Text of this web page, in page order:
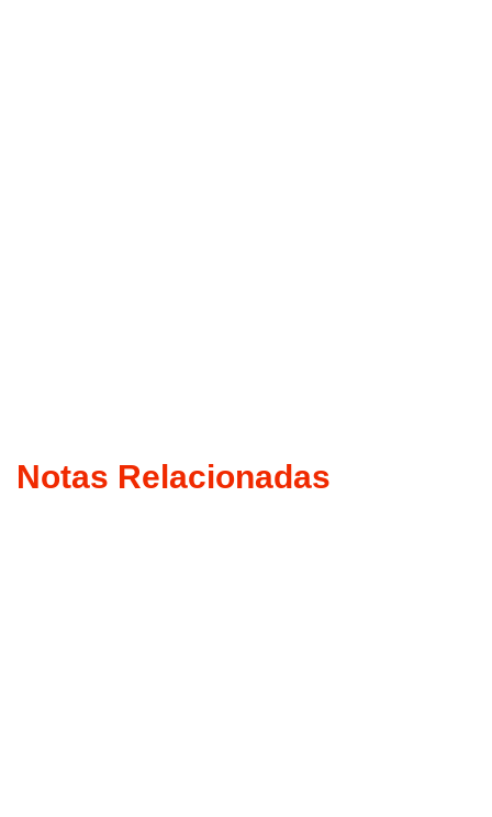
Notas Relacionadas